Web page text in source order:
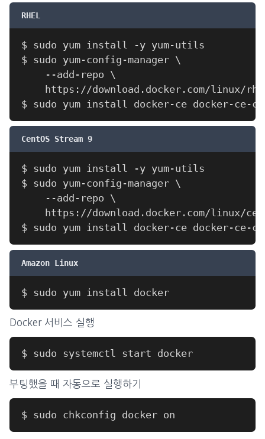
RHEL
CentOS Stream 9
Amazon Linux
Docker 서비스 실행
부팅했을 때 자동으로 실행하기